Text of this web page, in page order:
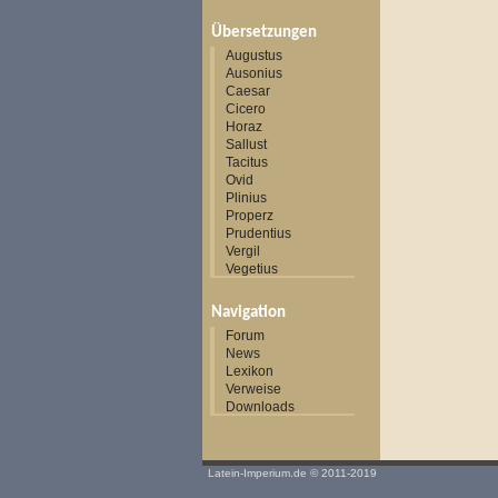
Übersetzungen
Augustus
Ausonius
Caesar
Cicero
Horaz
Sallust
Tacitus
Ovid
Plinius
Properz
Prudentius
Vergil
Vegetius
Navigation
Forum
News
Lexikon
Verweise
Downloads
Latein-Imperium.de © 2011-2019